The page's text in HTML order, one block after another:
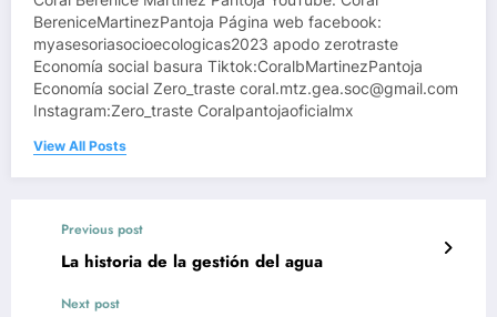
BereniceMartinezPantoja Página web facebook:
myasesoriasocioecologicas2023 apodo zerotraste
Economía social basura Tiktok:CoralbMartinezPantoja
Economía social Zero_traste coral.mtz.gea.soc@gmail.com
Instagram:Zero_traste Coralpantojaoficialmx
View All Posts
Previous post
La historia de la gestión del agua
Next post